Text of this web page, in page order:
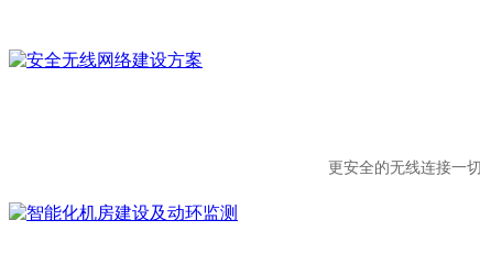
更安全的无线连接一